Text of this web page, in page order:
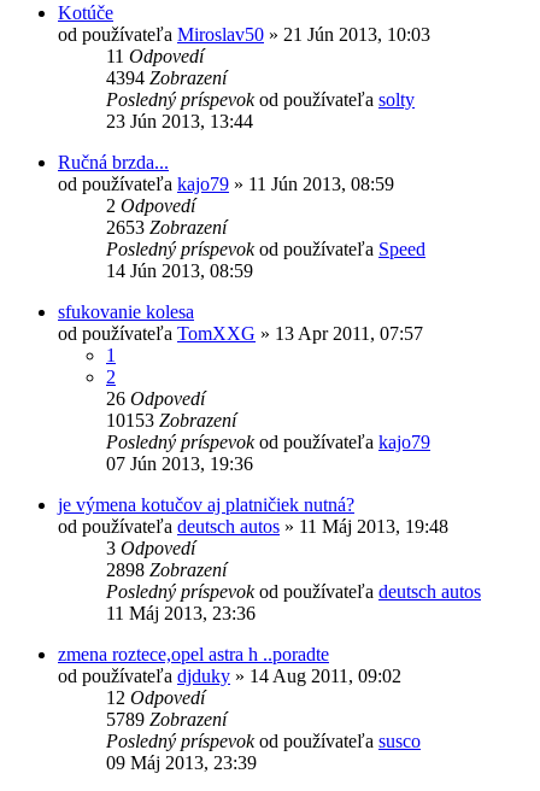
Kotúče
od používateľa Miroslav50 » 21 Jún 2013, 10:03
11 Odpovedí
4394 Zobrazení
Posledný príspevokod používateľa solty
23 Jún 2013, 13:44
Ručná brzda...
od používateľa kajo79 » 11 Jún 2013, 08:59
2 Odpovedí
2653 Zobrazení
Posledný príspevokod používateľa Speed
14 Jún 2013, 08:59
sfukovanie kolesa
od používateľa TomXXG » 13 Apr 2011, 07:57
1
2
26 Odpovedí
10153 Zobrazení
Posledný príspevokod používateľa kajo79
07 Jún 2013, 19:36
je výmena kotučov aj platničiek nutná?
od používateľa deutsch autos » 11 Máj 2013, 19:48
3 Odpovedí
2898 Zobrazení
Posledný príspevokod používateľa deutsch autos
11 Máj 2013, 23:36
zmena roztece,opel astra h ..poradte
od používateľa djduky » 14 Aug 2011, 09:02
12 Odpovedí
5789 Zobrazení
Posledný príspevokod používateľa susco
09 Máj 2013, 23:39